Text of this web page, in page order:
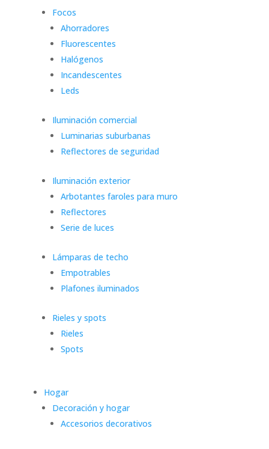
Focos
Ahorradores
Fluorescentes
Halógenos
Incandescentes
Leds
Iluminación comercial
Luminarias suburbanas
Reflectores de seguridad
Iluminación exterior
Arbotantes faroles para muro
Reflectores
Serie de luces
Lámparas de techo
Empotrables
Plafones iluminados
Rieles y spots
Rieles
Spots
Hogar
Decoración y hogar
Accesorios decorativos